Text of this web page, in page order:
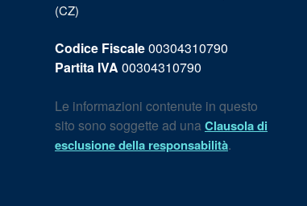
(CZ)
Codice Fiscale00304310790
Partita IVA 00304310790
Le informazioni contenute in questo
sito sono soggette ad unaClausola di
esclusione della responsabilità.